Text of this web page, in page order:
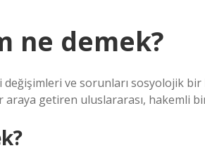
ne demek?
ve sorunları sosyolojik bir
araya getiren uluslararası, hakemli